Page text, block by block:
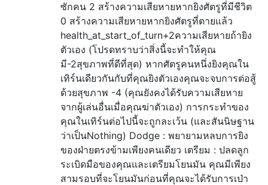
ซักคน 2 สร้างความเสียหายหากยิงศัตรูที่มีชีวิต
0 สร้างความเสียหายหากยิงศัตรูที่ตายแล้ว
health_at_start_of_turn+2ความเสียหายถ้ายิง
ตัวเอง (โปรดทราบว่าสิ่งนี้จะทำให้คุณ
มี-2สุขภาพที่ดีที่สุด) หากศัตรูคนหนึ่งยิงคุณใน
เทิร์นเดียวกันกับที่คุณยิงตัวเองคุณจะจบการต่อสู้
ด้วยสุขภาพ -4 (คุณยังคงได้รับความเสียหาย
จากผู้เล่นอื่นเมื่อคุณฆ่าตัวเอง) การกระทำของ
คุณในเทิร์นต่อไปนี้จะถูกละเว้น (และสันนิษฐาน
ว่าเป็นNothing) Dodge : พยายามหลบการยิง
ของฝ่ายตรงข้ามเพียงคนเดียว เตรียม : ปลดลูก
ระเบิดมือของคุณและเตรียมโยนมัน คุณมีเพียง
สามรอบที่จะโยนมันก่อนที่คุณจะได้รับการเป่า